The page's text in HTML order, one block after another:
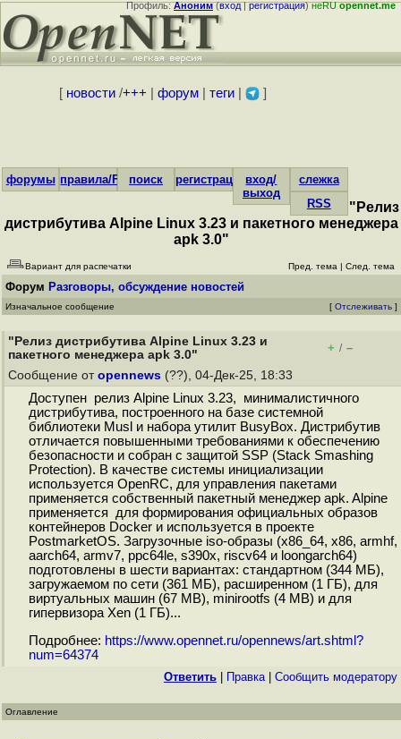
Профиль:Аноним(вход|регистрация)неRUopennet.me
[ новости/+++ форум| теги| ]
форумы правила/FAQпоиск регистрациявход/
выход
слежка
RSS
"Релиз
дистрибутива Alpine Linux 3.23 и пакетного менеджера
apk 3.0"
Вариант для распечатки Пред. тема | След. тема
Форум Разговоры, обсуждение новостей
Изначальное сообщение [ Отслеживать ]
"Релиз дистрибутива Alpine Linux 3.23 и
пакетного менеджера apk 3.0"
+ / –
Сообщение от opennews (??), 04-Дек-25, 18:33
Доступен релиз Alpine Linux 3.23, минималистичного
дистрибутива, построенного на базе системной
библиотеки Musl и набора утилит BusyBox. Дистрибутив
отличается повышенными требованиями к обеспечению
безопасности и собран с защитой SSP (Stack Smashing
Protection). В качестве системы инициализации
используется OpenRC, для управления пакетами
применяется собственный пакетный менеджер apk. Alpine
применяется для формирования официальных образов
контейнеров Docker и используется в проекте
PostmarketOS. Загрузочные iso-образы (x86_64, x86, armhf,
aarch64, armv7, ppc64le, s390x, riscv64 и loongarch64)
подготовлены в шести вариантах: стандартном (344 МБ),
загружаемом по сети (361 МБ), расширенном (1 ГБ), для
виртуальных машин (67 MB), minirootfs (4 MB) и для
гипервизора Xen (1 ГБ)...
Подробнее: https://www.opennet.ru/opennews/art.shtml?
num=64374
Ответить Правка| Cообщить модератору
Оглавление